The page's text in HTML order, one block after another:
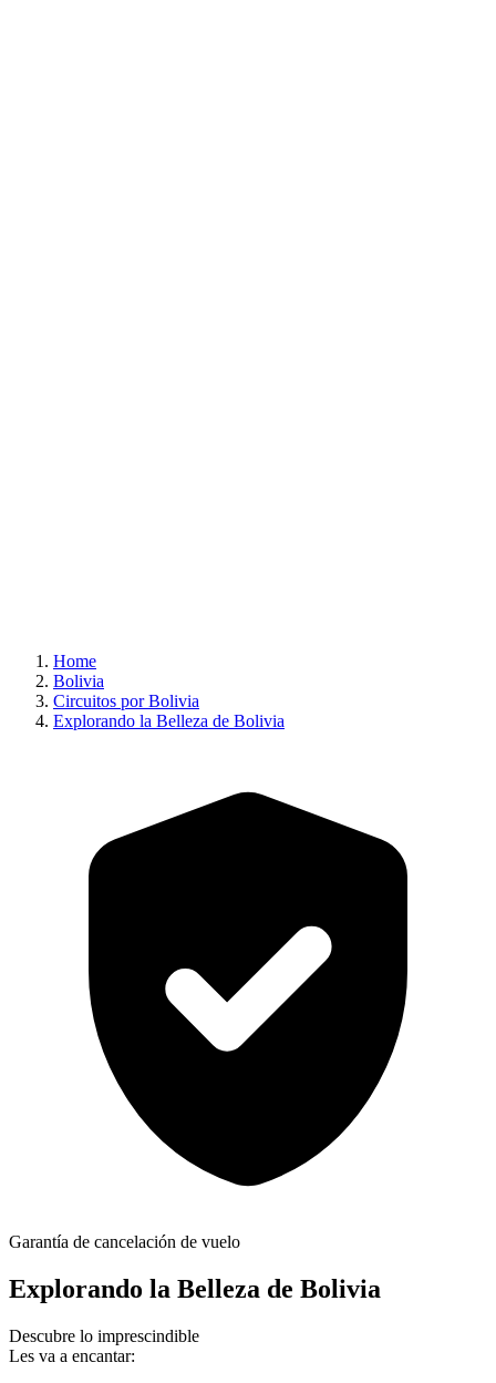
Home
Bolivia
Circuitos por Bolivia
Explorando la Belleza de Bolivia
Garantía de cancelación de vuelo
Explorando la Belleza de Bolivia
Descubre lo imprescindible
Les va a encantar: